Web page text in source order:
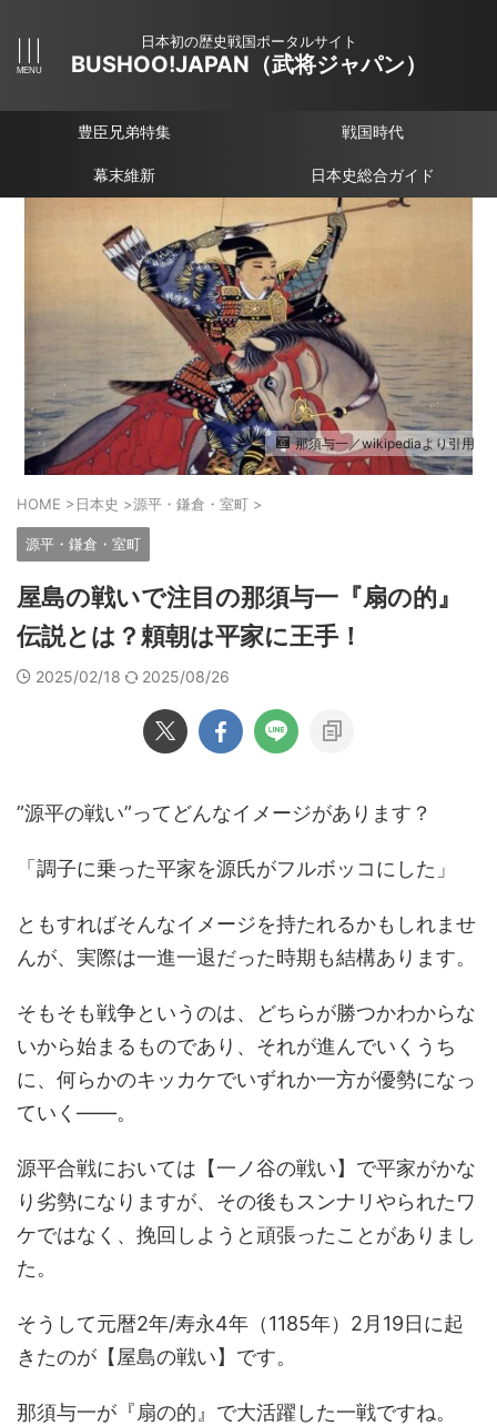
日本初の歴史戦国ポータルサイト
BUSHOO!JAPAN（武将ジャパン）
豊臣兄弟特集 戦国時代
幕末維新 日本史総合ガイド
那須与一／wikipediaより引用
HOME >日本史 >源平・鎌倉・室町 >
源平・鎌倉・室町
屋島の戦いで注目の那須与一『扇の的』
伝説とは？頼朝は平家に王手！
2025/02/18 2025/08/26
”源平の戦い”ってどんなイメージがあります？
「調子に乗った平家を源氏がフルボッコにした」
ともすればそんなイメージを持たれるかもしれませ
んが、実際は一進一退だった時期も結構あります。
そもそも戦争というのは、どちらが勝つかわからな
いから始まるものであり、それが進んでいくうち
に、何らかのキッカケでいずれか一方が優勢になっ
ていく――。
源平合戦においては【一ノ谷の戦い】で平家がかな
り劣勢になりますが、その後もスンナリやられたワ
ケではなく、挽回しようと頑張ったことがありまし
た。
そうして元暦2年/寿永4年（1185年）2月19日に起
きたのが【屋島の戦い】です。
那須与一が『扇の的』で大活躍した一戦ですね。